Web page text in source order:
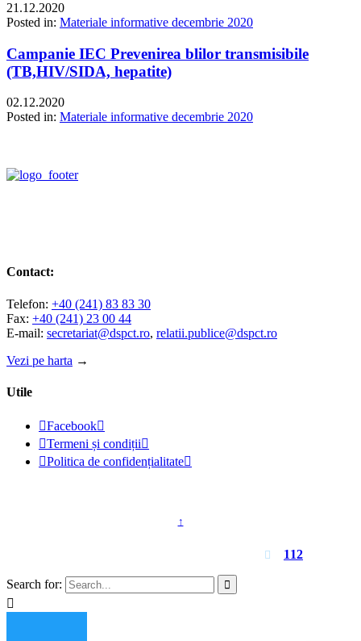
21.12.2020
Posted in: Materiale informative decembrie 2020
Campanie IEC Prevenirea blilor transmisibile
(TB,HIV/SIDA, hepatite)
02.12.2020
Posted in: Materiale informative decembrie 2020
Contact:
Telefon: +40 (241) 83 83 30
Fax: +40 (241) 23 00 44
E-mail: secretariat@dspct.ro, relatii.publice@dspct.ro
Vezi pe harta →
Utile
Facebook
Termeni și condiții
Politica de confidențialitate
↑
 112
Search for: 
